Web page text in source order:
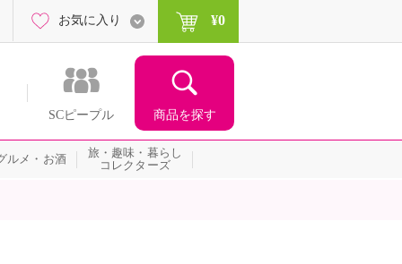
SCピープル 商品を探す
お気に入り ¥0
ルメ・お酒
旅・趣味・暮らし
コレクターズ